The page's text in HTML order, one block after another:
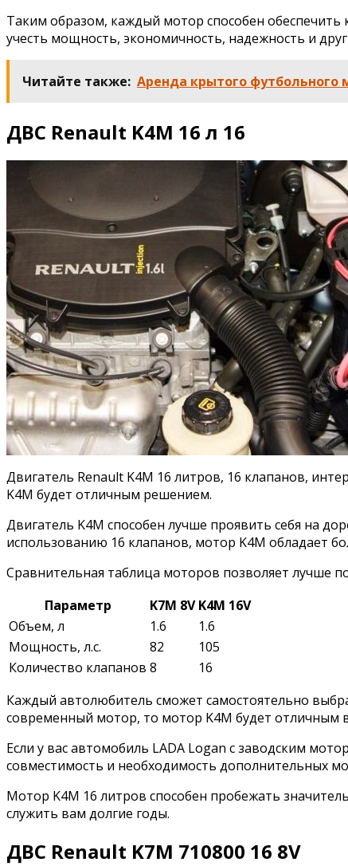
Таким образом, каждый мотор способен
учесть мощность, экономичность, надежность и
Читайте также: Аренда крытого футбольного
ДВС Renault K4M 16 л 16
Двигатель Renault K4M 16 литров, 16 клапанов,
K4M будет отличным решением.
Двигатель K4M способен лучше проявить себя на
использованию 16 клапанов, мотор K4M обладает
Сравнительная таблица моторов позволяет лучше
Параметр
K7M 8V K4M 16V
Объем, л
1.6
1.6
Мощность, л.с.
82
105
Количество клапанов 8
16
Каждый автолюбитель сможет самостоятельно
современный мотор, то мотор K4M будет отличным
Если у вас автомобиль LADA Logan с заводским
совместимость и необходимость дополнительных
Мотор K4M 16 литров способен пробежать
служить вам долгие годы.
ДВС Renault K7M 710800 16 8V